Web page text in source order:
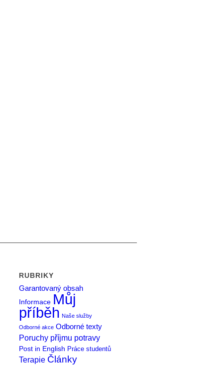
RUBRIKY
Garantovaný obsah
Informace Můj
příběh Naše služby
Odborné akce Odborné texty
Poruchy příjmu potravy
Post in English Práce studentů
Terapie Články